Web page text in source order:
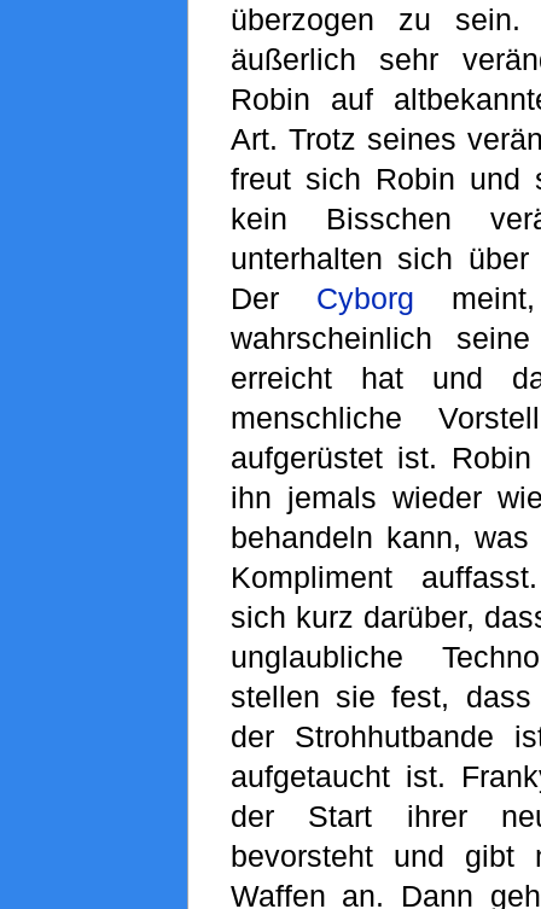
überzogen zu
äußerlich sehr
Robin auf
Art. Trotz seines
freut sich Robin und
kein Bisschen
unterhalten sich
Der Cyborg
wahrscheinlich
erreicht hat und
menschliche
aufgerüstet ist.
ihn jemals wieder
behandeln kann,
Kompliment
sich kurz darüber,
unglaubliche
stellen sie fest,
der Strohhutbande
aufgetaucht ist.
der Start ihrer
bevorsteht und gibt
Waffen an. Dann